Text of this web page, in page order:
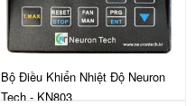
Bộ Điều Khiển Nhiệt Độ Neuron
Tech - KN803